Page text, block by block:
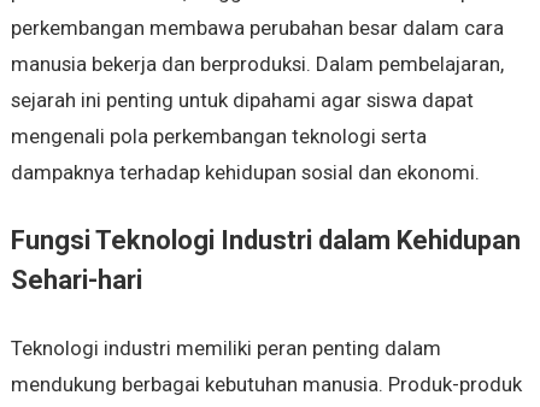
perkembangan membawa perubahan besar dalam cara
manusia bekerja dan berproduksi. Dalam pembelajaran,
sejarah ini penting untuk dipahami agar siswa dapat
mengenali pola perkembangan teknologi serta
dampaknya terhadap kehidupan sosial dan ekonomi.
Fungsi Teknologi Industri dalam Kehidupan
Sehari-hari
Teknologi industri memiliki peran penting dalam
mendukung berbagai kebutuhan manusia. Produk-produk